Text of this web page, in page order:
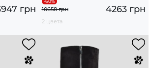
грн 4263 грн
10658 грн
2 цвета